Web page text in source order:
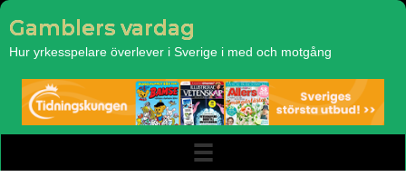
Gamblers vardag
Hur yrkesspelare överlever i Sverige i med och motgång